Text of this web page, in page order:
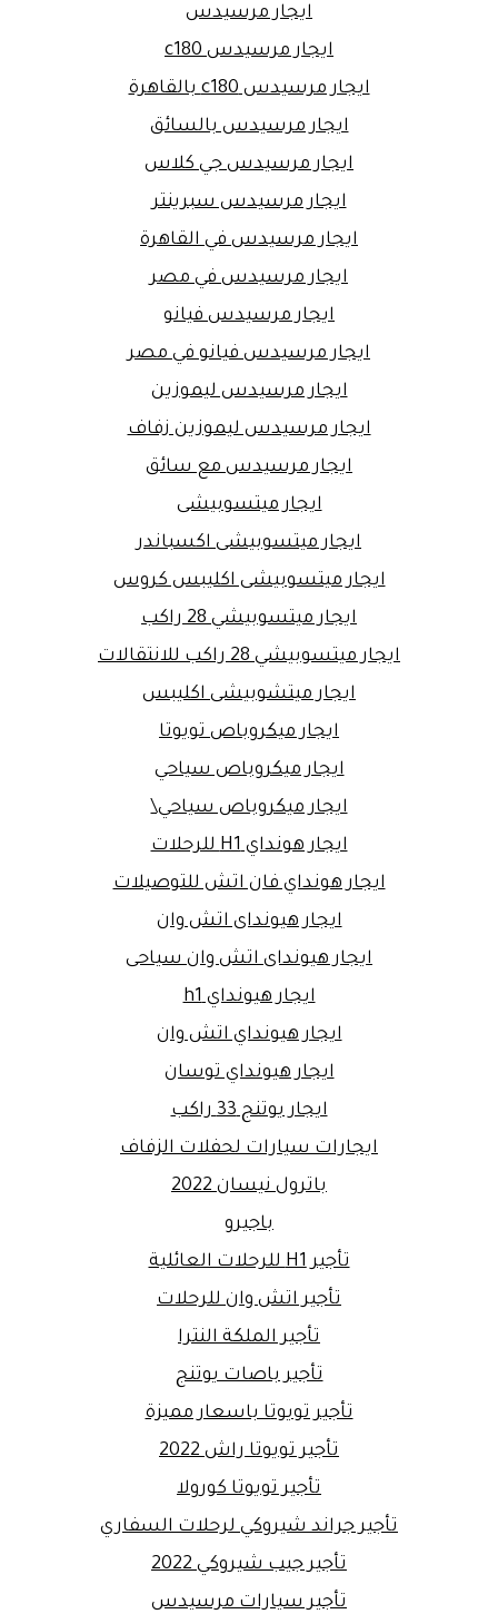
ايجار مرسيدس
ايجار مرسيدس c180
ايجار مرسيدس c180 بالقاهرة
ايجار مرسيدس بالسائق
ايجار مرسيدس جي كلاس
ايجار مرسيدس سبرينتر
ايجار مرسيدس في القاهرة
ايجار مرسيدس في مصر
ايجار مرسيدس فيانو
ايجار مرسيدس فيانو في مصر
ايجار مرسيدس ليموزين
ايجار مرسيدس ليموزين زفاف
ايجار مرسيدس مع سائق
ايجار ميتسوبيشى
ايجار ميتسوبيشى اكسباندر
ايجار ميتسوبيشى اكليبس كروس
ايجار ميتسوبيشي 28 راكب
ايجار ميتسوبيشي 28 راكب للانتقالات
ايجار ميتشوبيشى اكليبس
ايجار ميكروباص تويوتا
ايجار ميكروباص سياحي
ايجار ميكروباص سياحي\
ايجار هونداي H1 للرحلات
ايجار هونداي فان اتش للتوصيلات
ايجار هيونداى اتش وان
ايجار هيونداى اتش وان سياحى
ايجار هيونداي h1
ايجار هيونداي اتش وان
ايجار هيونداي توسان
ايجار يوتنج 33 راكب
ايجارات سيارات لحفلات الزفاف
باترول نيسان 2022
باجيرو
تأجير H1 للرحلات العائلية
تأجير اتش وان للرحلات
تأجير الملكة النترا
تأجير باصات يوتنج
تأجير تويوتا باسعار مميزة
تأجير تويوتا راش 2022
تأجير تويوتا كورولا
تأجير جراند شيروكي لرحلات السفاري
تأجير جيب شيروكي 2022
تأجير سيارات مرسيدس